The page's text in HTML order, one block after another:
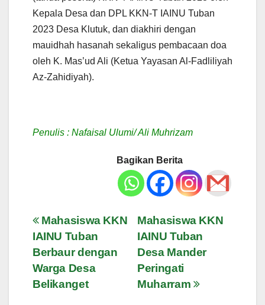
Kepala Desa dan DPL KKN-T IAINU Tuban
2023 Desa Klutuk, dan diakhiri dengan
mauidhah hasanah sekaligus pembacaan doa
oleh K. Mas’ud Ali (Ketua Yayasan Al-Fadliliyah
Az-Zahidiyah).
Penulis : Nafaisal Ulumi/ Ali Muhrizam
Bagikan Berita
Navigasi
pos
Mahasiswa KKN
IAINU Tuban
Desa Mander
Peringati
Muharram
Mahasiswa KKN
IAINU Tuban
Berbaur dengan
Warga Desa
Belikanget